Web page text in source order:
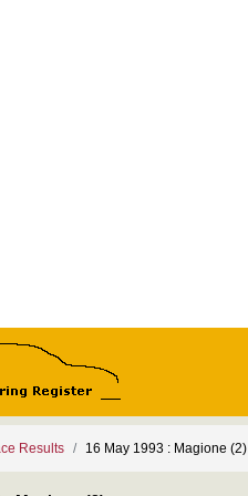
Results 16 May 1993 : Magione (2)